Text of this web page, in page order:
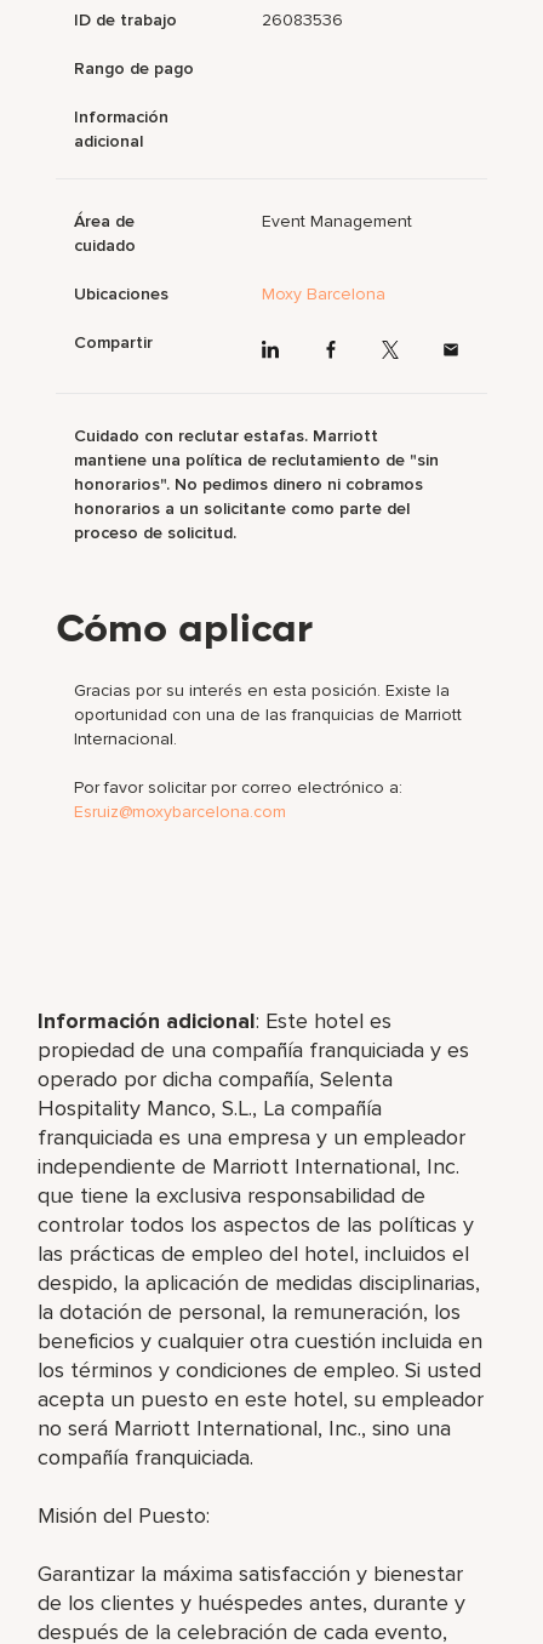
Información adicional: Este hotel es
propiedad de una compañía franquiciada y es
operado por dicha compañía,Selenta
Hospitality Manco, S.L., La compañía
franquiciada es una empresa y un empleador
independiente de Marriott International, Inc.
que tiene la exclusiva responsabilidad de
controlar todos los aspectos de las políticas y
las prácticas de empleo del hotel, incluidos el
despido, la aplicación de medidas disciplinarias,
la dotación de personal, la remuneración, los
beneficios y cualquier otra cuestión incluida en
los términos y condiciones de empleo. Si usted
acepta un puesto en este hotel, su empleador
no será Marriott International, Inc., sino una
compañía franquiciada.
Misión del Puesto:
Garantizar la máxima satisfacción y bienestar
de los clientes y huéspedes antes, durante y
después de la celebración de cada evento,
ID de trabajo 26083536
Rango de pago
Información
adicional
Área de
cuidado
Event Management
Ubicaciones Moxy Barcelona
Compartir
Cuidado con reclutar estafas. Marriott
mantiene una política de reclutamiento de "sin
honorarios". No pedimos dinero ni cobramos
honorarios a un solicitante como parte del
proceso de solicitud.
Cómo aplicar
Gracias por su interés en esta posición. Existe la
oportunidad con una de las franquicias de Marriott
Internacional.
Por favor solicitar por correo electrónico a:
Esruiz@moxybarcelona.com